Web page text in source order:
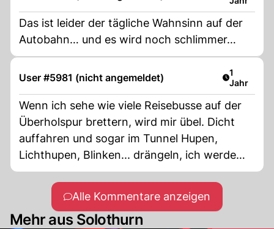
Das ist leider der tägliche Wahnsinn auf der
Autobahn… und es wird noch schlimmer…
User #5981 (nicht angemeldet) Artikel
1
Jahr
Wenn ich sehe wie viele Reisebusse auf der
Überholspur brettern, wird mir übel. Dicht
auffahren und sogar im Tunnel Hupen,
Lichthupen, Blinken... drängeln, ich werde
mich nie wieder in einen Reisebus setzen. Die
Meisten sind Grün (Flix) angeschrieben oder
Weiss mit SRB Kontrollschild.
Alle Kommentare anzeigen
Mehr aus Solothurn